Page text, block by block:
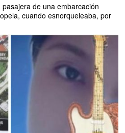
de una embarcación
cuando esnorqueleaba, por